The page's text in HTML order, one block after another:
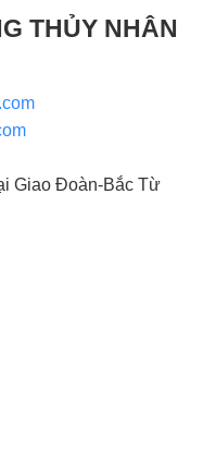
THỦY NHÂN
Giao Đoàn-Bắc Từ